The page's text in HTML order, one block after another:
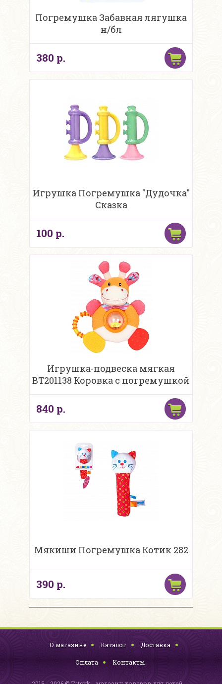
Погремушка Забавная лягушка
н/бл
380 р.
Игрушка Погремушка "Дудочка"
Сказка
100 р.
Игрушка-подвеска мягкая
ВТ201138 Коровка с погремушкой
840 р.
Мякиши Погремушка Котик 282
390 р.
О магазине Каталог Доставка
Оплата Контакты